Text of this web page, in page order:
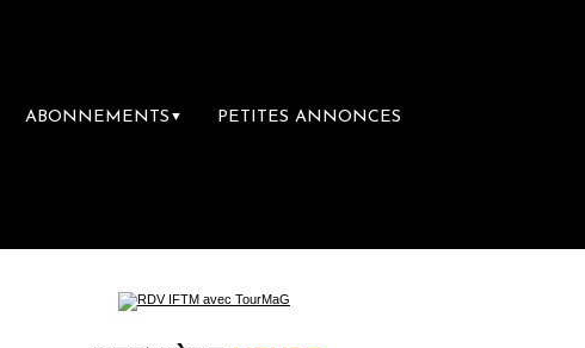
ABONNEMENTS ▼ PETITES ANNONCES